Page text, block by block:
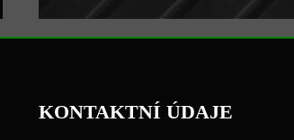
KONTAKTNÍ ÚDAJE